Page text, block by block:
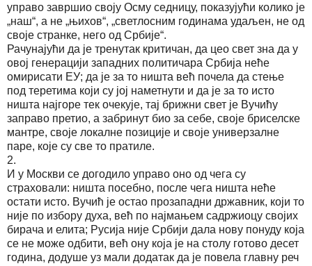
управо завршио своју Осму седницу, показујући колико је
„наш“, а не „њихов“, „светлосним годинама удаљен, не од
своје странке, него од Србије“.
Рачунајући да је тренутак критичан, да цео свет зна да у
овој генерацији западних политичара Србија неће
омирисати ЕУ; да је за то ништа већ почела да стење
под теретима који су јој наметнути и да је за то исто
ништа најгоре тек очекује, тај брижни свет је Вучићу
заправо претио, а забринут био за себе, своје бриселске
мантре, своје локалне позиције и своје универзалне
паре, које су све то пратиле.
2.
И у Москви се догодило управо оно од чега су
страховали: ништа посебно, после чега ништа неће
остати исто. Вучић је остао прозападни државник, који то
није по избору духа, већ по најмањем садржиоцу својих
бирача и елита; Русија није Србији дала нову понуду која
се не може одбити, већ ону која је на столу готово десет
година, додуше уз мали додатак да је повела главну реч